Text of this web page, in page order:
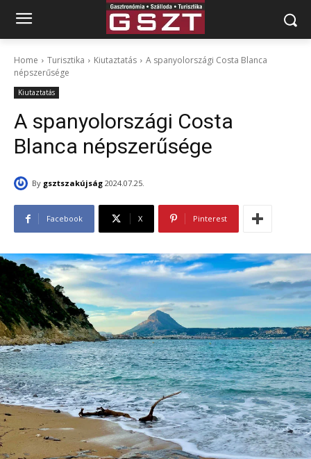
Home Turisztika Kiutaztatás
A spanyolországi Costa Blanca
népszerűsége
Kiutaztatás
A spanyolországi Costa
Blanca népszerűsége
By gsztszakújság 2024.07.25.
Facebook X Pinterest